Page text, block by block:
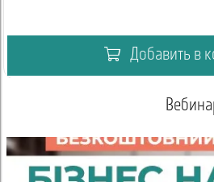
Добавить в